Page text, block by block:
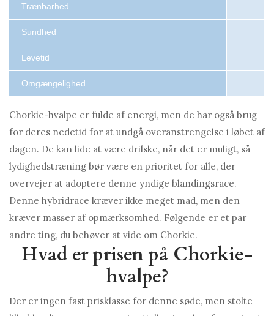
Trænbarhed
Sundhed
Levetid
Omgængelighed
Chorkie-hvalpe er fulde af energi, men de har også brug
for deres nedetid for at undgå overanstrengelse i løbet af
dagen. De kan lide at være drilske, når det er muligt, så
lydighedstræning bør være en prioritet for alle, der
overvejer at adoptere denne yndige blandingsrace.
Denne hybridrace kræver ikke meget mad, men den
kræver masser af opmærksomhed. Følgende er et par
andre ting, du behøver at vide om Chorkie.
Hvad er prisen på Chorkie-
hvalpe?
Der er ingen fast prisklasse for denne søde, men stolte